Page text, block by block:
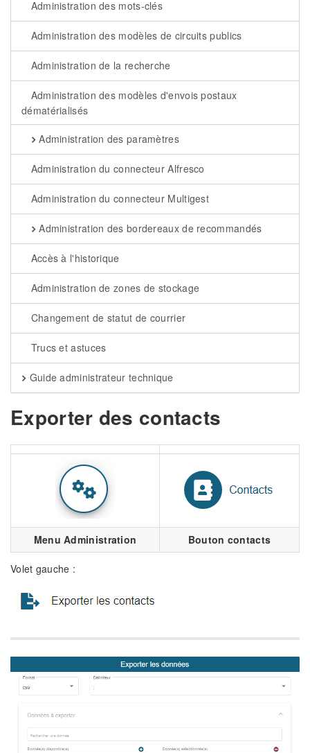
Administration des mots-clés
Administration des modèles de circuits publics
Administration de la recherche
Administration des modèles d'envois postaux
dématérialisés
Administration des paramètres
Administration du connecteur Alfresco
Administration du connecteur Multigest
Administration des bordereaux de recommandés
Accès à l'historique
Administration de zones de stockage
Changement de statut de courrier
Trucs et astuces
Guide administrateur technique
Exporter des contacts
Menu Administration Bouton contacts
Volet gauche :